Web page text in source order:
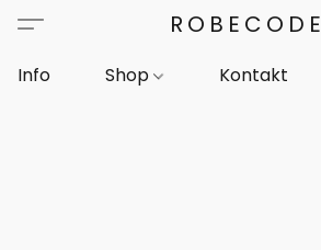
ROBECODE
Info Shop Kontakt